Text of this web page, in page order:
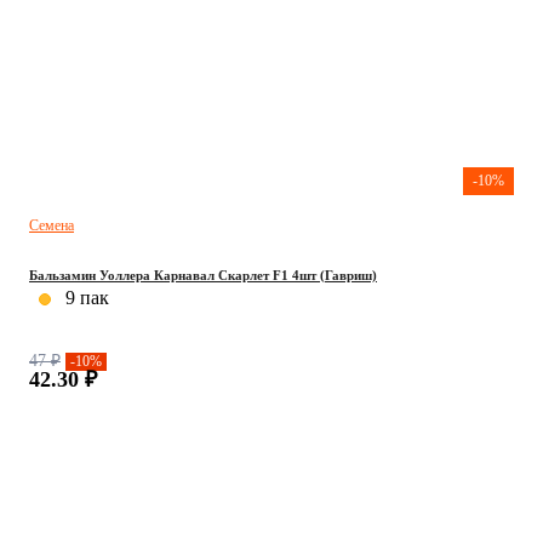
-10%
Семена
Бальзамин Уоллера Карнавал Скарлет F1 4шт (Гавриш)
9 пак
47 ₽ -10%
42.30 ₽